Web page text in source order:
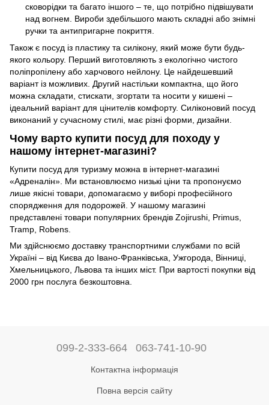
сковорідки та багато іншого – те, що потрібно підвішувати
над вогнем. Вироби здебільшого мають складні або знімні
ручки та антипригарне покриття.
Також є посуд із пластику та силікону, який може бути будь-
якого кольору. Перший виготовляють з екологічно чистого
поліпропілену або харчового нейлону. Це найдешевший
варіант із можливих. Другий настільки компактна, що його
можна складати, стискати, згортати та носити у кишені –
ідеальний варіант для цінителів комфорту. Силіконовий посуд
виконаний у сучасному стилі, має різні форми, дизайни.
Чому варто купити посуд для походу у
нашому інтернет-магазині?
Купити посуд для туризму можна в інтернет-магазині
«Адреналін». Ми встановлюємо низькі ціни та пропонуємо
лише якісні товари, допомагаємо у виборі професійного
спорядження для подорожей. У нашому магазині
представлені товари популярних брендів Zojirushi, Primus,
Tramp, Robens.
Ми здійснюємо доставку транспортними службами по всій
Україні – від Києва до Івано-Франківська, Ужгорода, Вінниці,
Хмельницького, Львова та інших міст. При вартості покупки від
2000 грн послуга безкоштовна.
099-2-333-664 063-741-10-90
Контактна інформація
Повна версія сайту